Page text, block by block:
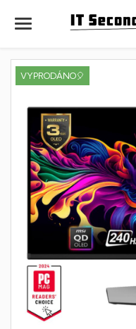
VYPRODÁNO🎈